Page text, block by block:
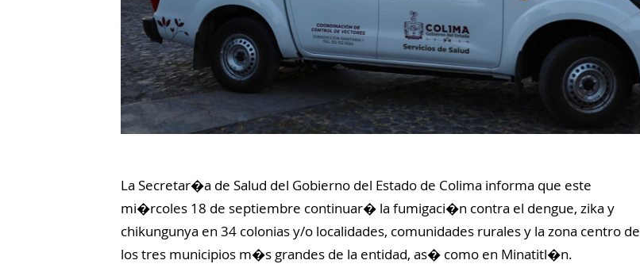
La Secretar�a de Salud del Gobierno del Estado de Colima informa que este
mi�rcoles 18 de septiembre continuar� la fumigaci�n contra el dengue, zika y
chikungunya en 34 colonias y/o localidades, comunidades rurales y la zona centro de
los tres municipios m�s grandes de la entidad, as� como en Minatitl�n.